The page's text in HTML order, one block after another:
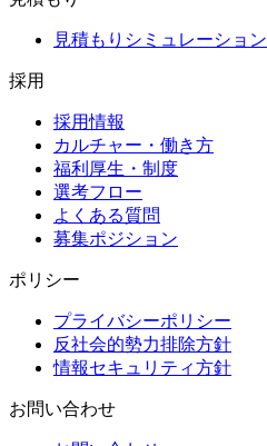
見積もりシミュレーション
採用
採用情報
カルチャー・働き方
福利厚生・制度
選考フロー
よくある質問
募集ポジション
ポリシー
プライバシーポリシー
反社会的勢力排除方針
情報セキュリティ方針
お問い合わせ